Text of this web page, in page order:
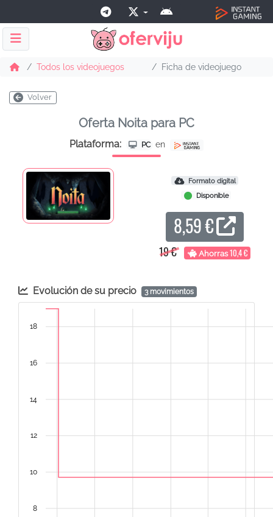
Todos los videojuegos Ficha de videojuego
Volver
Oferta Noita para PC
Plataforma: PC en
Formato digital
Disponible
8,59 €
19 € Ahorras10,4 €
Evolución de su precio 3 movimientos
8
10
12
14
16
18